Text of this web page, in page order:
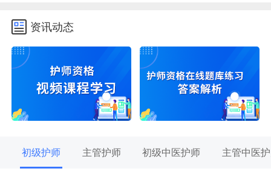
资讯动态
初级护师 主管护师 初级中医护师 主管中医